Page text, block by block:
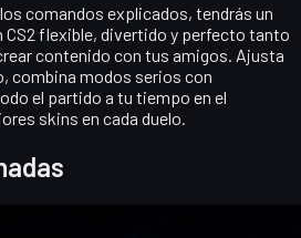
comandos explicados, tendrás un
CS2 flexible, divertido y perfecto tanto
contenido con tus amigos. Ajusta
combina modos serios con
el partido a tu tiempo en el
skins en cada duelo.